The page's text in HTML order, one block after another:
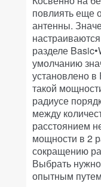
повлиять еще
антенны.
разделе
умолчанию
установлено
такой
радиусе
между
расстоянием
мощности в 2
сокращению
Выбрать
опытным